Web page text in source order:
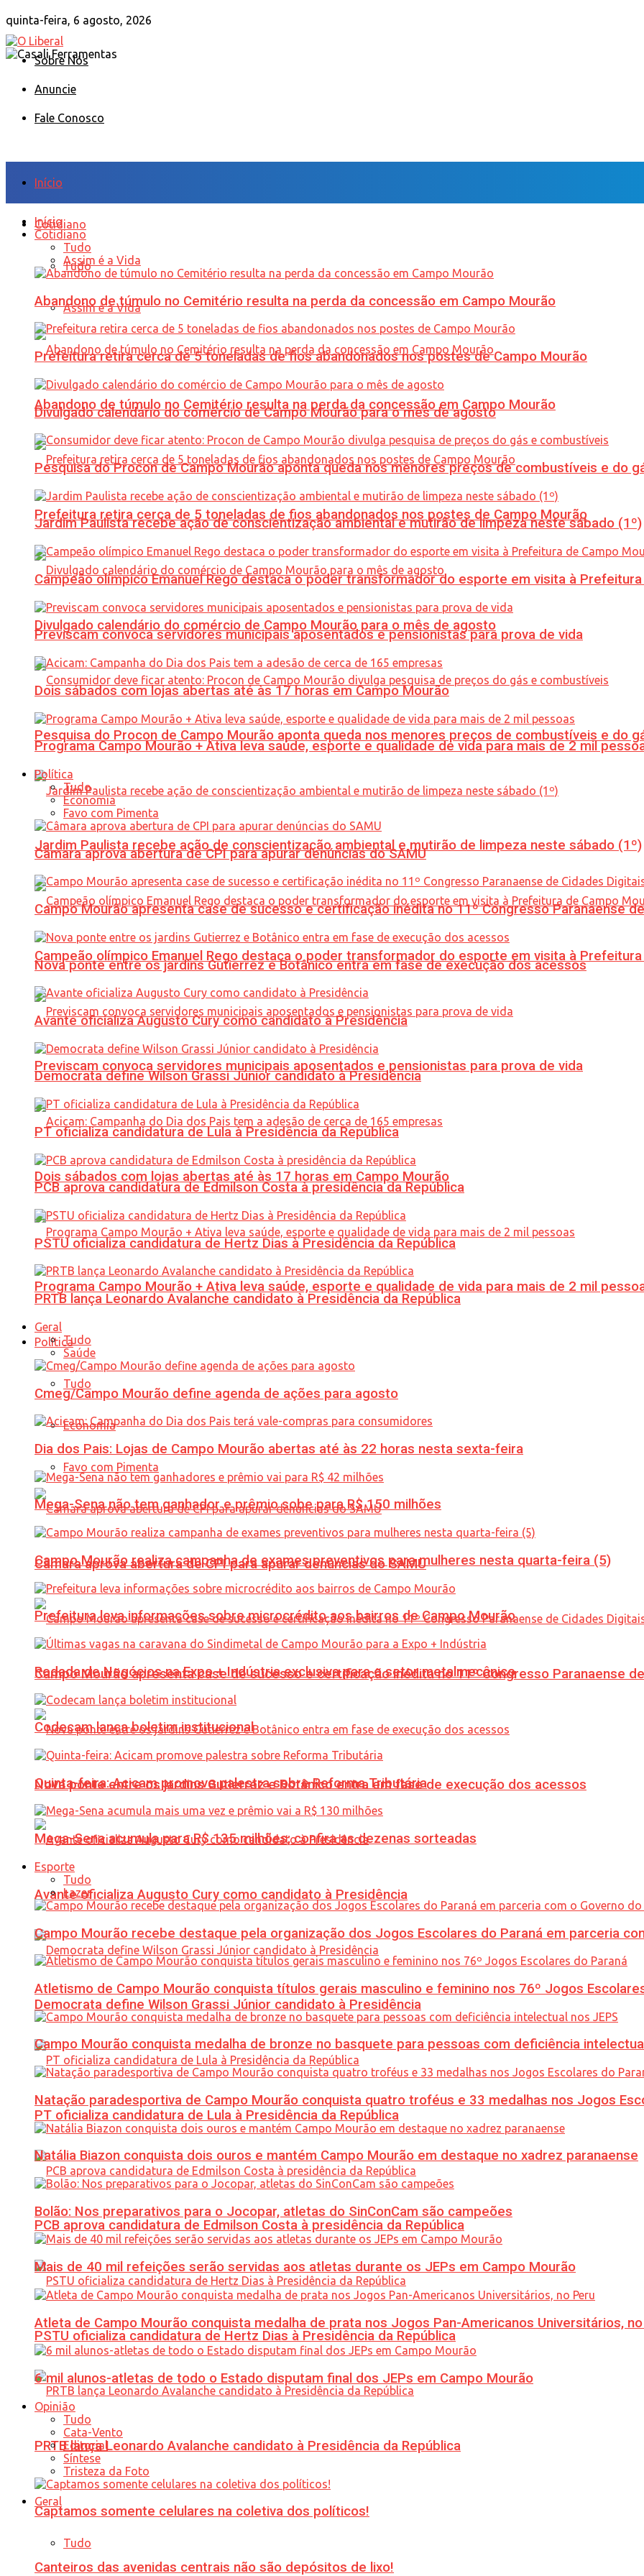
quinta-feira, 6 agosto, 2026
Sobre Nós
Anuncie
Fale Conosco
Início
Cotidiano
Tudo
Assim é a Vida
Abandono de túmulo no Cemitério resulta na perda da concessão em Campo Mourão
Prefeitura retira cerca de 5 toneladas de fios abandonados nos postes de Campo Mourão
Divulgado calendário do comércio de Campo Mourão para o mês de agosto
Pesquisa do Procon de Campo Mourão aponta queda nos menores preços de combustíveis e do
Jardim Paulista recebe ação de conscientização ambiental e mutirão de limpeza neste sábado (1º)
Campeão olímpico Emanuel Rego destaca o poder transformador do esporte em visita à
Previscam convoca servidores municipais aposentados e pensionistas para prova de vida
Dois sábados com lojas abertas até às 17 horas em Campo Mourão
Programa Campo Mourão + Ativa leva saúde, esporte e qualidade de vida para mais de 2 mil
Política
Tudo
Economia
Favo com Pimenta
Câmara aprova abertura de CPI para apurar denúncias do SAMU
Campo Mourão apresenta case de sucesso e certificação inédita no 11º Congresso Paranaense
Nova ponte entre os jardins Gutierrez e Botânico entra em fase de execução dos acessos
Avante oficializa Augusto Cury como candidato à Presidência
Democrata define Wilson Grassi Júnior candidato à Presidência
PT oficializa candidatura de Lula à Presidência da República
PCB aprova candidatura de Edmilson Costa à presidência da República
PSTU oficializa candidatura de Hertz Dias à Presidência da República
PRTB lança Leonardo Avalanche candidato à Presidência da República
Geral
Tudo
Início
Cotidiano
Tudo
Assim é a Vida
Abandono de túmulo no Cemitério resulta na perda da concessão em Campo Mourão
Prefeitura retira cerca de 5 toneladas de fios abandonados nos postes de Campo Mourão
Divulgado calendário do comércio de Campo Mourão para o mês de agosto
Pesquisa do Procon de Campo Mourão aponta queda nos menores preços de combustíveis e do
Jardim Paulista recebe ação de conscientização ambiental e mutirão de limpeza neste sábado (1º)
Campeão olímpico Emanuel Rego destaca o poder transformador do esporte em visita à
Previscam convoca servidores municipais aposentados e pensionistas para prova de vida
Dois sábados com lojas abertas até às 17 horas em Campo Mourão
Programa Campo Mourão + Ativa leva saúde, esporte e qualidade de vida para mais de 2 mil
Política
Tudo
Economia
Favo com Pimenta
Câmara aprova abertura de CPI para apurar denúncias do SAMU
Campo Mourão apresenta case de sucesso e certificação inédita no 11º Congresso Paranaense
Nova ponte entre os jardins Gutierrez e Botânico entra em fase de execução dos acessos
Avante oficializa Augusto Cury como candidato à Presidência
Democrata define Wilson Grassi Júnior candidato à Presidência
PT oficializa candidatura de Lula à Presidência da República
PCB aprova candidatura de Edmilson Costa à presidência da República
PSTU oficializa candidatura de Hertz Dias à Presidência da República
PRTB lança Leonardo Avalanche candidato à Presidência da República
Geral
Tudo
Saúde
Cmeg/Campo Mourão define agenda de ações para agosto
Dia dos Pais: Lojas de Campo Mourão abertas até às 22 horas nesta sexta-feira
Mega-Sena não tem ganhador e prêmio sobe para R$ 150 milhões
Campo Mourão realiza campanha de exames preventivos para mulheres nesta quarta-feira (5)
Prefeitura leva informações sobre microcrédito aos bairros de Campo Mourão
Rodada de Negócios na Expo + Indústria exclusiva para o setor metalmecânico
Codecam lança boletim institucional
Quinta-feira: Acicam promove palestra sobre Reforma Tributária
Mega-Sena acumula para R$ 135 milhões; confira as dezenas sorteadas
Esporte
Tudo
Lazer
Campo Mourão recebe destaque pela organização dos Jogos Escolares do Paraná em parceria
Atletismo de Campo Mourão conquista títulos gerais masculino e feminino nos 76º Jogos
Campo Mourão conquista medalha de bronze no basquete para pessoas com deficiência
Natação paradesportiva de Campo Mourão conquista quatro troféus e 33 medalhas nos Jogos
Natália Biazon conquista dois ouros e mantém Campo Mourão em destaque no xadrez paranaense
Bolão: Nos preparativos para o Jocopar, atletas do SinConCam são campeões
Mais de 40 mil refeições serão servidas aos atletas durante os JEPs em Campo Mourão
Atleta de Campo Mourão conquista medalha de prata nos Jogos Pan-Americanos Universitários,
6 mil alunos-atletas de todo o Estado disputam final dos JEPs em Campo Mourão
Opinião
Tudo
Cata-Vento
Editorial
Síntese
Tristeza da Foto
Captamos somente celulares na coletiva dos políticos!
Canteiros das avenidas centrais não são depósitos de lixo!